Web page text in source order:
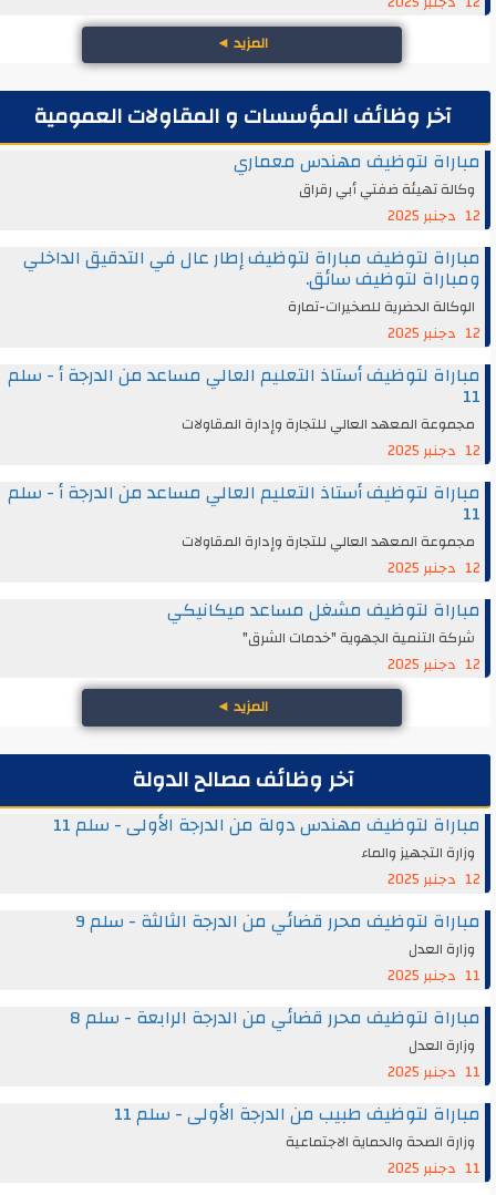
المزيد◄
آخر وظائف المؤسسات و المقاولات العمومية
مباراة لتوظيف مهندس معماري
وكالة تهيئة ضفتي أبي رقراق
12 دجنبر 2025
مباراة لتوظيف مباراة لتوظيف إطار عال في التدقيق الداخلي
ومباراة لتوظيف سائق.
الوكالة الحضرية للصخيرات-تمارة
12 دجنبر 2025
مباراة لتوظيف أستاذ التعليم العالي مساعد من الدرجة أ - سلم
11
مجموعة المعهد العالي للتجارة وإدارة المقاولات
12 دجنبر 2025
مباراة لتوظيف أستاذ التعليم العالي مساعد من الدرجة أ - سلم
11
مجموعة المعهد العالي للتجارة وإدارة المقاولات
12 دجنبر 2025
مباراة لتوظيف مشغل مساعد ميكانيكي
شركة التنمية الجهوية "خدمات الشرق"
12 دجنبر 2025
المزيد◄
آخر وظائف مصالح الدولة
مباراة لتوظيف مهندس دولة من الدرجة الأولى - سلم 11
وزارة التجهيز والماء
12 دجنبر 2025
مباراة لتوظيف محرر قضائي من الدرجة الثالثة - سلم 9
وزارة العدل
11 دجنبر 2025
مباراة لتوظيف محرر قضائي من الدرجة الرابعة - سلم 8
وزارة العدل
11 دجنبر 2025
مباراة لتوظيف طبيب من الدرجة الأولى - سلم 11
وزارة الصحة والحماية الاجتماعية
11 دجنبر 2025